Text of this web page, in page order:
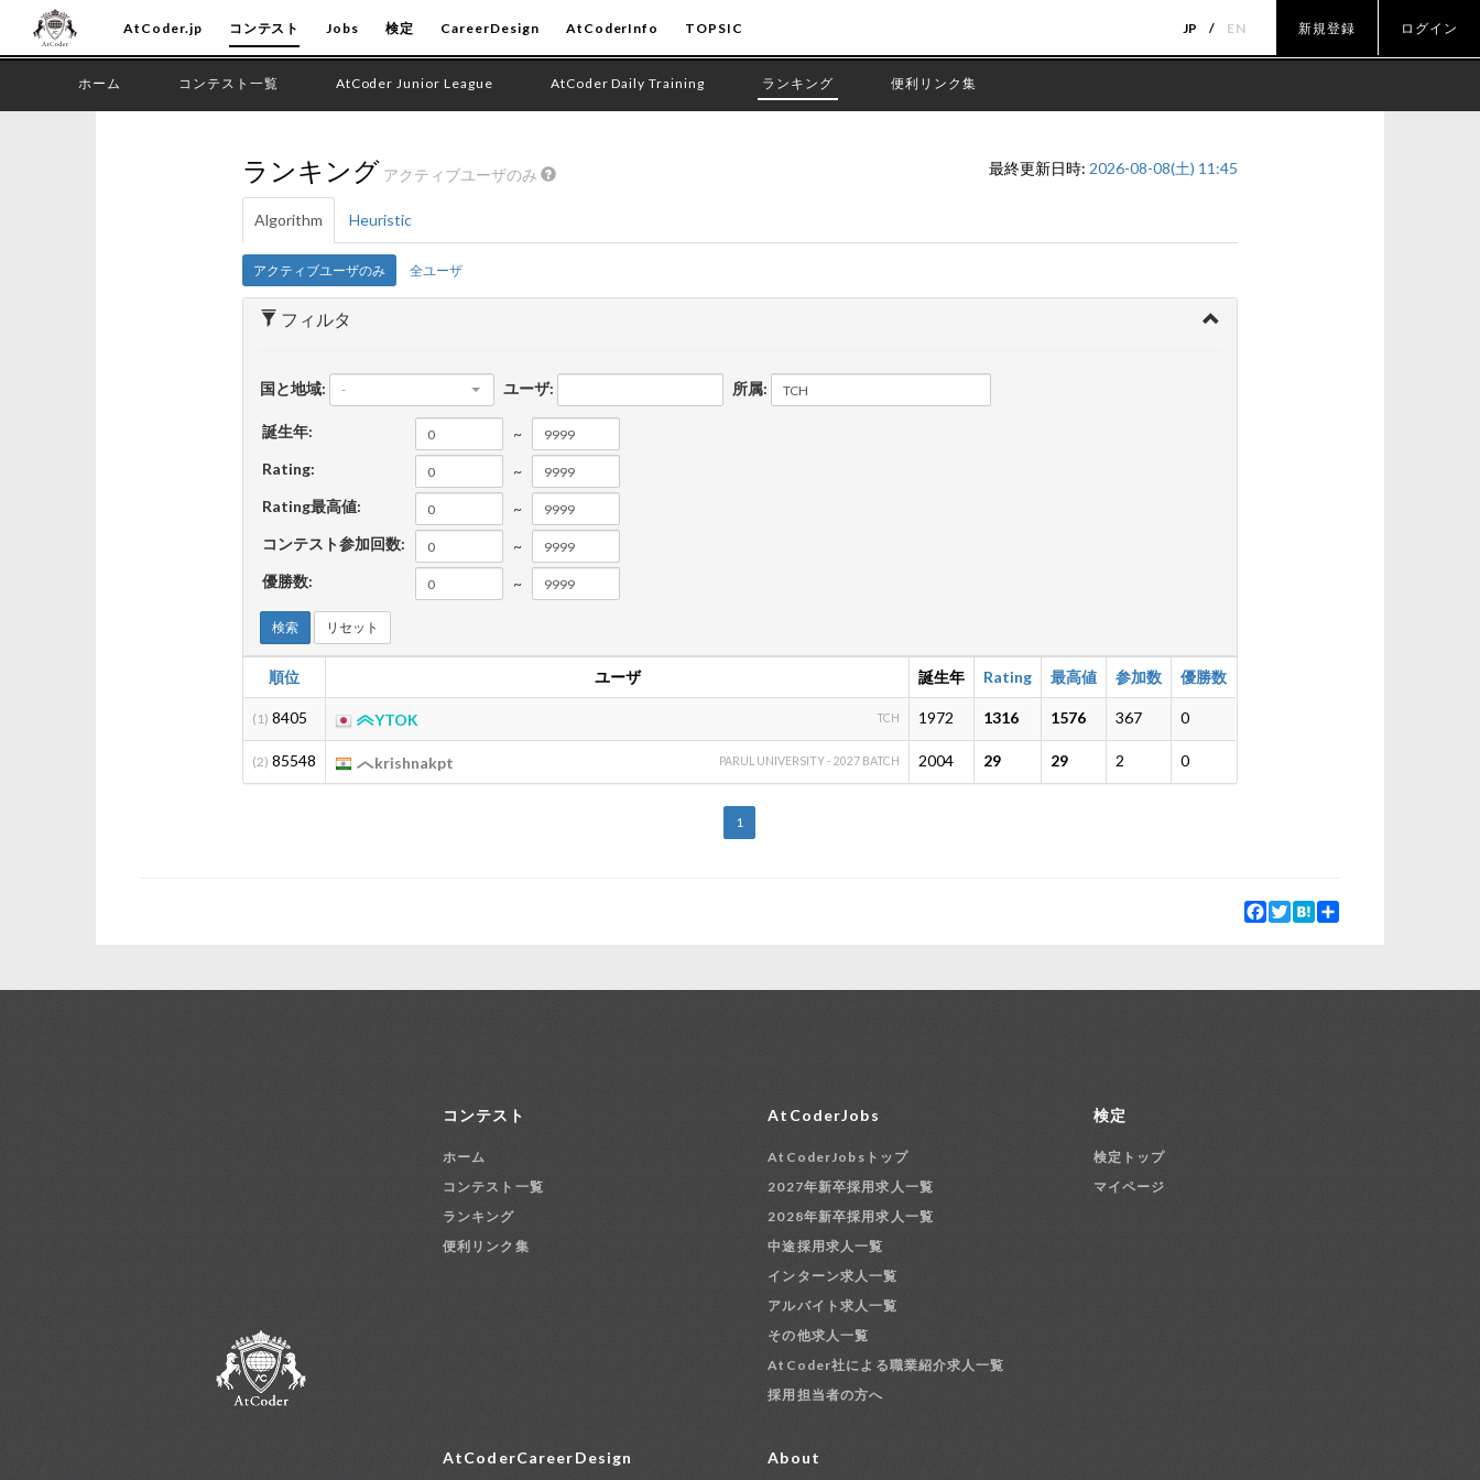
AtCoder.jp コンテスト Jobs 検定 CareerDesign AtCoderInfo TOPSIC JP EN 新規登録 ログイン
ホーム コンテスト一覧 AtCoder Junior League AtCoder Daily Training ランキング 便利リンク集
ランキング アクティブユーザのみ 最終更新日時: 2026-08-08(土) 11:45
Algorithm Heuristic
アクティブユーザのみ 全ユーザ
フィルタ
国と地域: - ユーザ: 所属:
誕生年:
~
Rating:
~
Rating最高値:
~
コンテスト参加回数:
~
優勝数:
~
検索 リセット
順位 ユーザ 誕生年 Rating 最高値 参加数 優勝数
(1) 8405 YTOK TCH 1972 1316 1576 367 0
(2) 85548 krishnakpt PARUL UNIVERSITY - 2027 BATCH 2004 29 29 2 0
1
Facebook
Twitter
Hatena
コンテスト
ホーム
コンテスト一覧
ランキング
便利リンク集
AtCoderJobs
AtCoderJobsトップ
2027年新卒採用求人一覧
2028年新卒採用求人一覧
中途採用求人一覧
インターン求人一覧
アルバイト求人一覧
その他求人一覧
AtCoder社による職業紹介求人一覧
採用担当者の方へ
検定
検定トップ
マイページ
AtCoderCareerDesign About